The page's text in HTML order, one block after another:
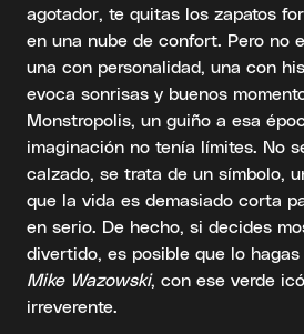
agotador, te quitas los zapatos
en una nube de confort. Pero no
una con personalidad, una con
evoca sonrisas y buenos
Monstropolis, un guiño a esa
imaginación no tenía límites. No
calzado, se trata de un símbolo,
que la vida es demasiado corta
en serio. De hecho, si decides
divertido, es posible que lo
Mike Wazowski, con ese verde
irreverente.